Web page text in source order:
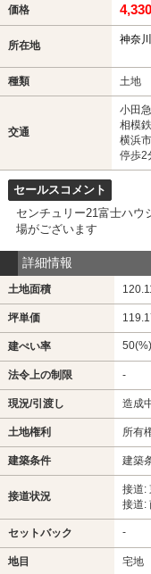
価格
所在地 神奈
種類 土地
交通
小田
相模
横浜
停歩2
セールスコメント
センチュリー21富士ハウ
場がございます
詳細情報
土地面積
坪単価
建ぺい率 50(%)
法令上の制限 -
現況/引渡し 造成
土地権利 所有
建築条件 建築
接道状況
接道:
接道:
セットバック -
地目 宅地